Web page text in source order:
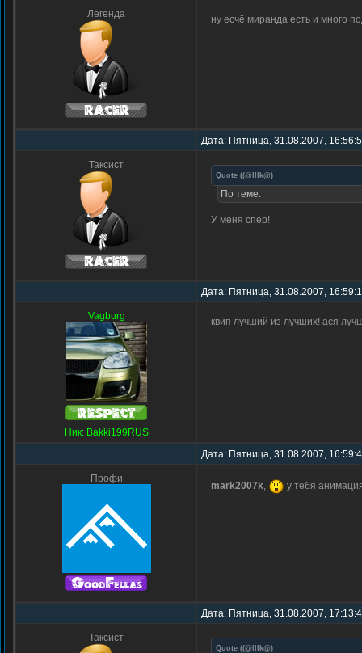
Легенда ну есчё миранда есть и много
Дата: Пятница, 31.08.2007,
Таксист
Quote ((@IIIk@)
По теме:
У меня спер!
Дата: Пятница, 31.08.2007,
Vagburg
Ник: Bakki199RUS
квип лучший из лучших! ася
Дата: Пятница, 31.08.2007,
Профи
mark2007k, у тебя
Дата: Пятница, 31.08.2007,
Таксист
Quote ((@IIIk@)